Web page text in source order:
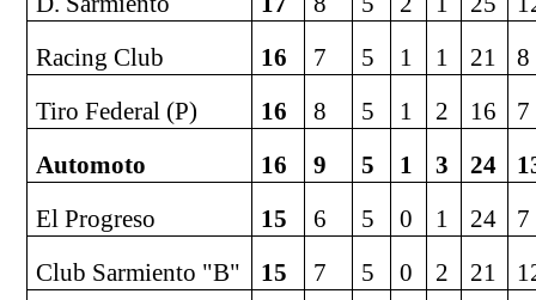
Racing Club
16 7 5 1 1 21
8
Tiro Federal (P)
16 8 5 1 2 16
7
Automoto
16 9 5 1 3 24
El Progreso
15 6 5 0 1 24
7
Club Sarmiento "B"
15 7 5 0 2 21